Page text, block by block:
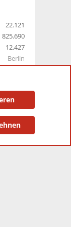
22.121
825.690
12.427
Berlin